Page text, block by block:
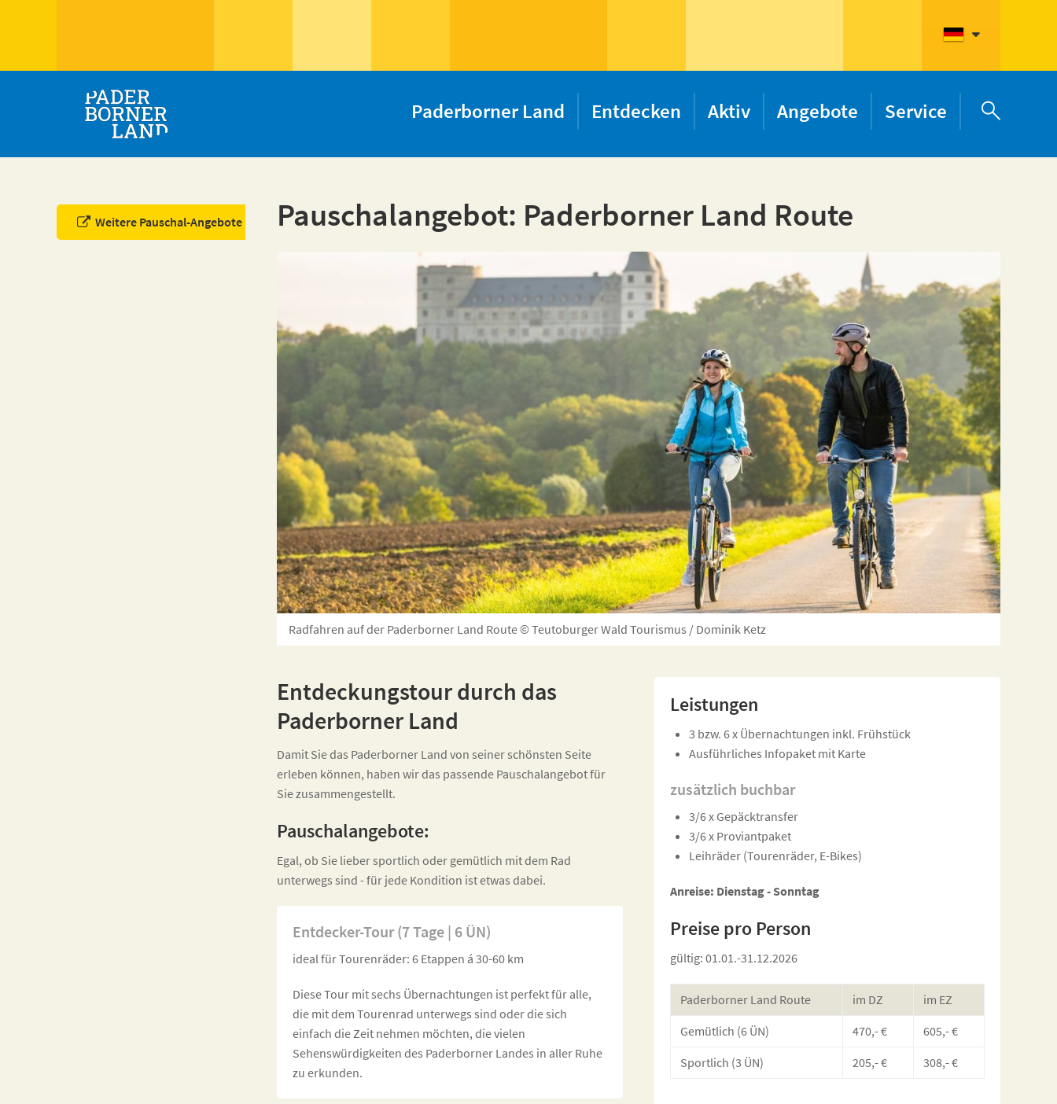

Paderborner Land Entdecken Aktiv Angebote Service
Weitere Pauschal-Angebote Pauschalangebot: Paderborner Land Route
Radfahren auf der Paderborner Land Route © Teutoburger Wald Tourismus / Dominik Ketz
Entdeckungstour durch das
Paderborner Land
Damit Sie das Paderborner Land von seiner schönsten Seite
erleben können, haben wir das passende Pauschalangebot für
Sie zusammengestellt.
Pauschalangebote:
Egal, ob Sie lieber sportlich oder gemütlich mit dem Rad
unterwegs sind - für jede Kondition ist etwas dabei.
Entdecker-Tour (7 Tage | 6 ÜN)
ideal für Tourenräder: 6 Etappen á 30-60 km
Diese Tour mit sechs Übernachtungen ist perfekt für alle,
die mit dem Tourenrad unterwegs sind oder die sich
einfach die Zeit nehmen möchten, die vielen
Sehenswürdigkeiten des Paderborner Landes in aller Ruhe
zu erkunden.
Leistungen
3 bzw. 6 x Übernachtungen inkl. Frühstück
Ausführliches Infopaket mit Karte
zusätzlich buchbar
3/6 x Gepäcktransfer
3/6 x Proviantpaket
Leihräder (Tourenräder, E-Bikes)
Anreise: Dienstag - Sonntag
Preise pro Person
gültig: 01.01.-31.12.2026
Paderborner Land Route im DZ
im EZ
Gemütlich (6 ÜN)
470,- €
605,- €
Sportlich (3 ÜN)
205,- € 308,- €